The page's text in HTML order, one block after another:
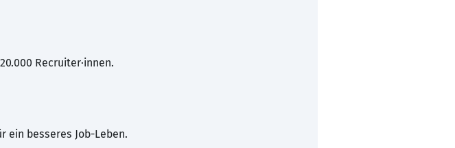
Recruiter·innen.
ein besseres Job-Leben.